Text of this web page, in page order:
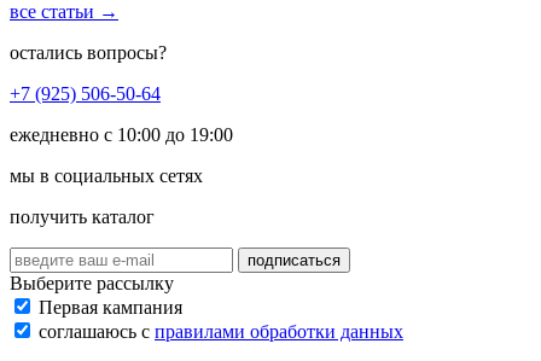
все статьи →
остались вопросы?
+7 (925) 506-50-64
ежедневно с 10:00 до 19:00
мы в социальных сетях
получить каталог
подписаться
Выберите рассылку
Первая кампания
соглашаюсь с правилами обработки данных